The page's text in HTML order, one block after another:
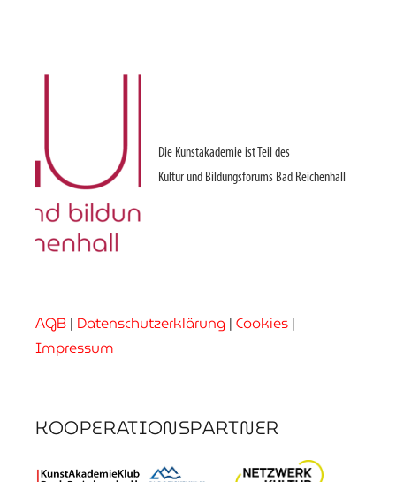
Die Kunstakademie ist Teil des
Kultur und Bildungsforums Bad Reichenhall
AGB | Datenschutzerklärung | Cookies |
Impressum
KOOPERATIONSPARTNER